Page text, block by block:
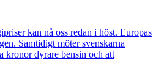
kan nå oss redan i höst. Europas
Samtidigt möter svenskarna
kronor dyrare bensin och att